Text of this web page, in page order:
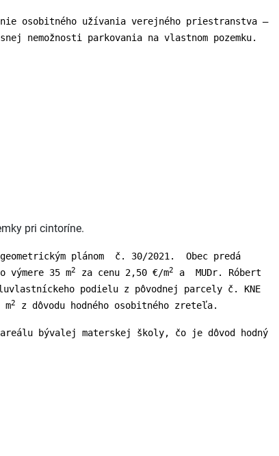
osobitného užívania verejného priestranstva –
nemožnosti parkovania na vlastnom pozemku.
pri cintoríne.
plánom č. 30/2021. Obec predá
35 m2 za cenu 2,50 €/m2
a MUDr. Róbert
podielu z pôvodnej parcely č. KNE
2 z dôvodu hodného osobitného zreteľa.
areálu bývalej materskej školy, čo je dôvod hodný